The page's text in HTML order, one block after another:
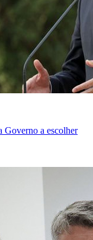
Governo a escolher